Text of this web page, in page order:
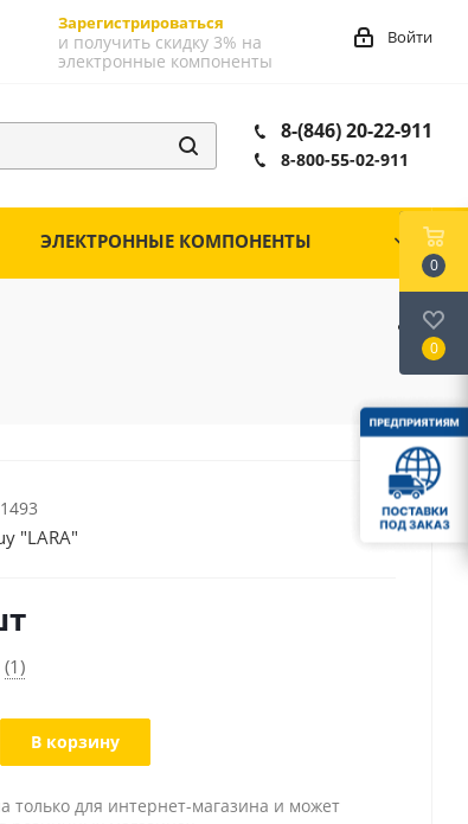
Зарегистрироваться
и получить скидку 3% на
электронные компоненты
Войти
8-(846) 20-22-911
8-800-55-02-911
ЭЛЕКТРОННЫЕ КОМПОНЕНТЫ
"LARA"
(1)
В корзину
только для интернет-магазина и может
0
0